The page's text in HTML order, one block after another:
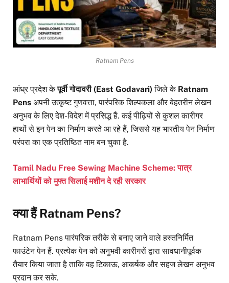
Ratnam Pens
आंध्र प्रदेश केपूर्वी गोदावरी (East Godavari) जिले के Ratnam
Pens अपनी उत्कृष्ट गुणवत्ता, पारंपरिक शिल्पकला और बेहतरीन लेखन
अनुभव के लिए देश-विदेश में प्रसिद्ध हैं. कई पीढ़ियों से कुशल कारीगर
हाथों से इन पेन का निर्माण करते आ रहे हैं, जिससे यह भारतीय पेन निर्माण
परंपरा का एक प्रतिष्ठित नाम बन चुका है.
Tamil Nadu Free Sewing Machine Scheme: पात्र
लाभार्थियों को मुफ्त सिलाई मशीन दे रही सरकार
क्या हैं Ratnam Pens?
Ratnam Pens पारंपरिक तरीके से बनाए जाने वाले हस्तनिर्मित
फाउंटेन पेन हैं. प्रत्येक पेन को अनुभवी कारीगरों द्वारा सावधानीपूर्वक
तैयार किया जाता है ताकि वह टिकाऊ, आकर्षक और सहज लेखन अनुभव
प्रदान कर सके.